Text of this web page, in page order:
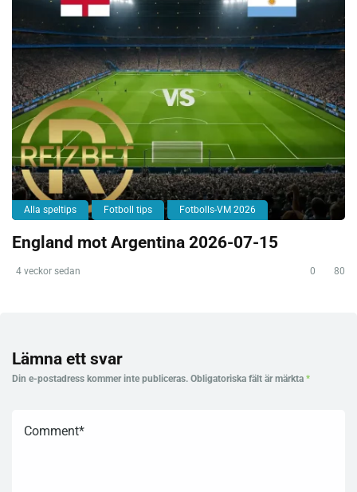
Alla speltips Fotboll tips Fotbolls-VM 2026
England mot Argentina 2026-07-15
4 veckor sedan 0 80
Lämna ett svar
Din e-postadress kommer inte publiceras. Obligatoriska fält är märkta *